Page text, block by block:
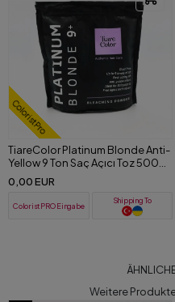
ColoristPro
TiareColor Platinum Blonde Anti-
Yellow 9 Ton Saç Açıcı Toz 500
GR Mavi
0,00 EUR
ColoristPRO Eingabe
Shipping To
Weitere